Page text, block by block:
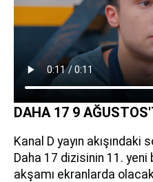
DAHA 17 9
Kanal D yayın
Daha 17 dizisinin 11.
akşamı ekranlarda